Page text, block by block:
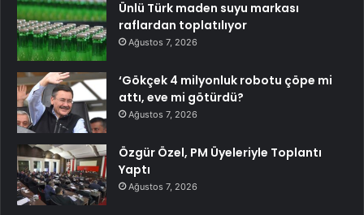
Ünlü Türk maden suyu markası
raflardan toplatılıyor
Ağustos 7, 2026
‘Gökçek 4 milyonluk robotu çöpe mi
attı, eve mi götürdü?
Ağustos 7, 2026
Özgür Özel, PM Üyeleriyle Toplantı
Yaptı
Ağustos 7, 2026